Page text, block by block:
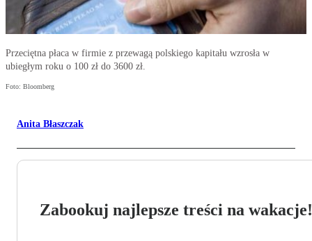
Przeciętna płaca w firmie z przewagą polskiego kapitału wzrosła w
ubiegłym roku o 100 zł do 3600 zł.
Foto: Bloomberg
Anita Błaszczak
Zabookuj najlepsze treści na wakacje!